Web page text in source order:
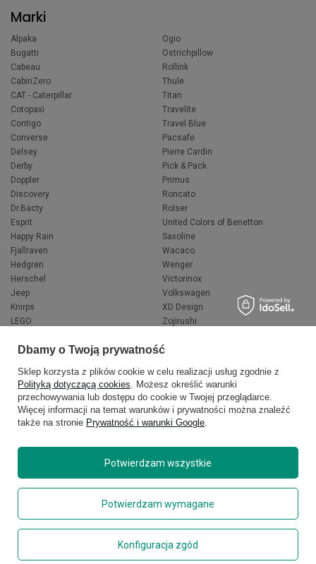
Marki
Alpaka
Bugatti
Cabeau
CabinZero
CAT - Caterpillar
Cotopaxi
Contigo
Converse
Delsey
Derby
Doppler
Discovery
Dr.Bacty
Esprit
Happy Rain
Fjallraven
Hedgren
Herschel
Jeep
Knirps
LEGO
National Geographic
Ogio
Ostrichpillow
Rollink
Thule
Titan
Travelite
Travel Blue
Pacsafe
Pierre Cardin
Pick & Pack
Primus
Roncato
Rolser
United Colors of Benetton
Saxoline
Wacaco
Wenger
Victorinox
Volkswagen
XD Design
Zojirushi
VANS
Copyright © 2026 delcaso.pl. Wszelkie prawa zastrzeżone.
Polityka prywatności
Zarządzaj plikami cookie
Regulamin
Dbamy o Twoją prywatność
Sklep korzysta z plików cookie w celu realizacji usług zgodnie z
Polityką dotyczącą cookies. Możesz określić warunki
przechowywania lub dostępu do cookie w Twojej przeglądarce.
Więcej informacji na temat warunków i prywatności można znaleźć
także na stronie Prywatność i warunki Google.
Potwierdzam wymagane
Konfiguracja zgód
Potwierdzam wszystkie